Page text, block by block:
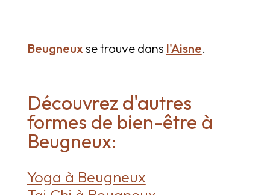
Beugneuxse trouve dans l'Aisne.
Découvrez d'autres
formes de bien-être à
Beugneux:
Yoga à Beugneux